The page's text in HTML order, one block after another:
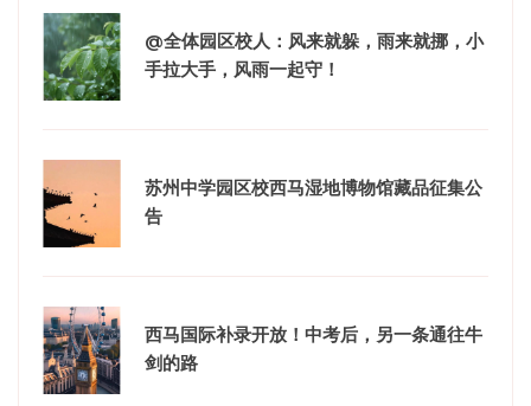
@全体园区校人：风来就躲，雨来就挪，小
手拉大手，风雨一起守！
苏州中学园区校西马湿地博物馆藏品征集公
告
西马国际补录开放！中考后，另一条通往牛
剑的路